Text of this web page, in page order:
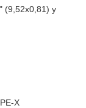
(9,52х0,81) у
X